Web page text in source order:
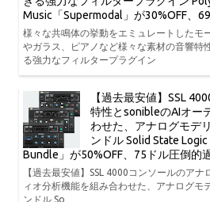
Music「Supermodal」が30%OFF、
様々な共鳴体の挙動をエミュレートしたモ
やガラス、ピアノなど様々な素材の音響特
る強力なフィルタープラグイン
【過去最安値】SSL
特性とsonibleのAIオー
わせた、アナログモデ
ンドル Solid State
Bundle」が50%OFF、75ドル圧倒的
【過去最安値】SSL 4000コンソールのア
ィオ分析機能を組み合わせた、アナログモ
ンドル So